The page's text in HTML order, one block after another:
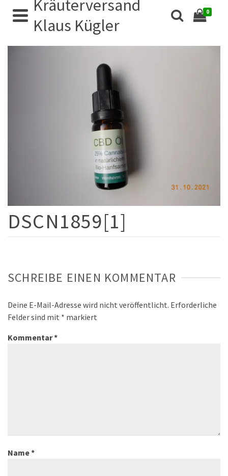
Kräuterversand
Klaus Kügler
0
DSCN1859[1]
SCHREIBE EINEN KOMMENTAR
Deine E-Mail-Adresse wird nicht veröffentlicht. Erforderliche
Felder sind mit * markiert
Kommentar*
Name*